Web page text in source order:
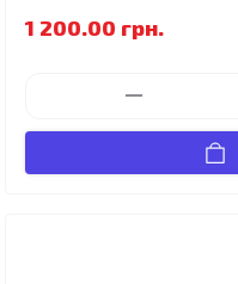
1 200.00 грн.